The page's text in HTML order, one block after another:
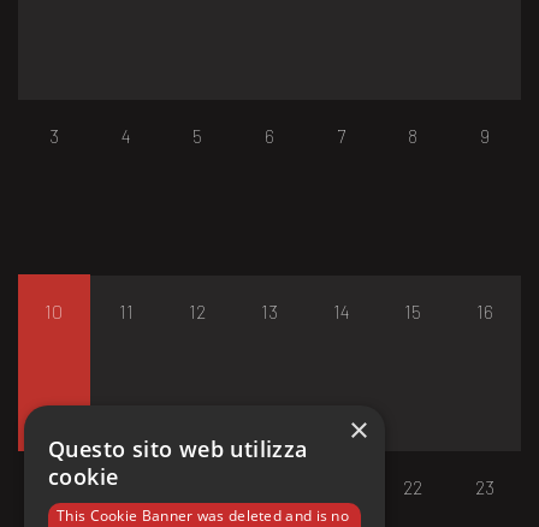
3 4 5 6 7 8 9
10 11 12 13 14 15 16
17 18 22 23
×
Questo sito web utilizza
cookie
This Cookie Banner was deleted and is no